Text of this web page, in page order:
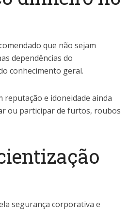
que não sejam
dependências do
conhecimento geral.
reputação e idoneidade ainda
ou participar de furtos, roubos
segurança corporativa e